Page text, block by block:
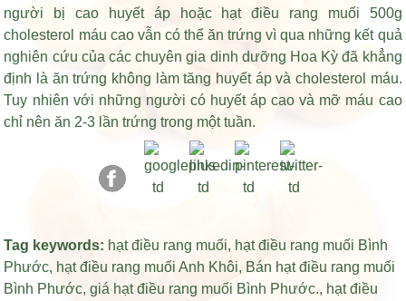
người bị cao huyết áp hoặc hạt điều rang muối 500g
cholesterol máu cao vẫn có thể ăn trứng vì qua những kết quả
nghiên cứu của các chuyên gia dinh dưỡng Hoa Kỳ đã khẳng
định là ăn trứng không làm tăng huyết áp và cholesterol máu.
Tuy nhiên với những người có huyết áp cao và mỡ máu cao
chỉ nên ăn 2-3 lần trứng trong một tuần.
Tag keywords: hạt điều rang muối, hạt điều rang muối Bình
Phước, hạt điều rang muối Anh Khôi, Bán hạt điều rang muối
Bình Phước,giá hạt điều rang muối Bình Phước., hạt điều